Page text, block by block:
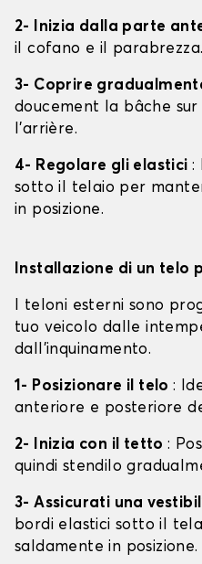
2- Inizia dalla parte
il cofano e il parabrezza.
3- Coprire
doucement la bâche
l'arrière.
4- Regolare gli elastici :
sotto il telaio per
in posizione.
Installazione di un telo
I teloni esterni sono
tuo veicolo dalle
dall'inquinamento.
1- Posizionare il telo:
anteriore e posteriore
2- Inizia con il tetto:
quindi stendilo
3- Assicurati una
bordi elastici sotto il
saldamente in posizione.